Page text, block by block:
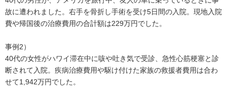
故に遭われました。右手を骨折し手術を受け5日間の入院。現地入院
費や帰国後の治療費用の合計額は229万円でした。
事例2）
40代の女性がハワイ滞在中に咳や吐き気で受診、急性心筋梗塞と診
断されて入院。疾病治療費用や駆け付けた家族の救援者費用は合わ
せて1,942万円でした。